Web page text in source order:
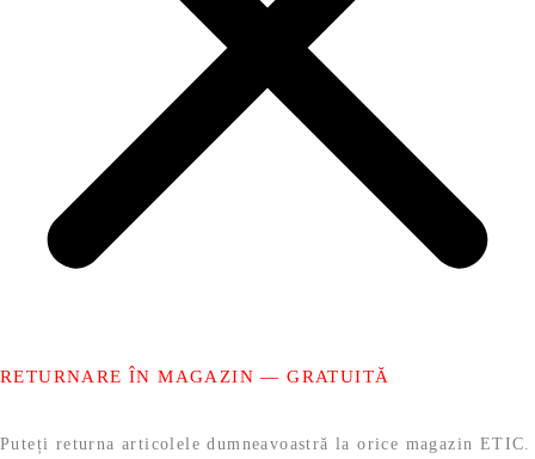
RETURNARE ÎN MAGAZIN — GRATUITĂ
Puteți returna articolele dumneavoastră la orice magazin ETIC.